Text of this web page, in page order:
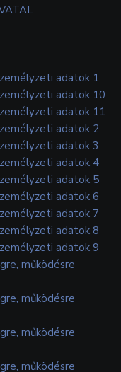
adatok 1
adatok 10
adatok 11
adatok 2
adatok 3
adatok 4
adatok 5
adatok 6
adatok 7
adatok 8
adatok 9
működésre
működésre
működésre
működésre